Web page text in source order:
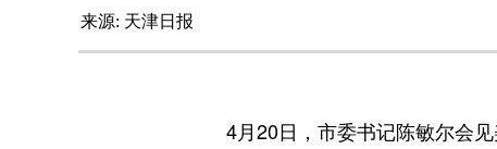
来源: 天津日报
4月20日，市委书记陈敏尔会见